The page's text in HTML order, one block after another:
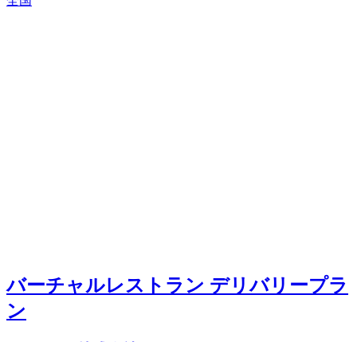
バーチャルレストラン デリバリープラ
ン